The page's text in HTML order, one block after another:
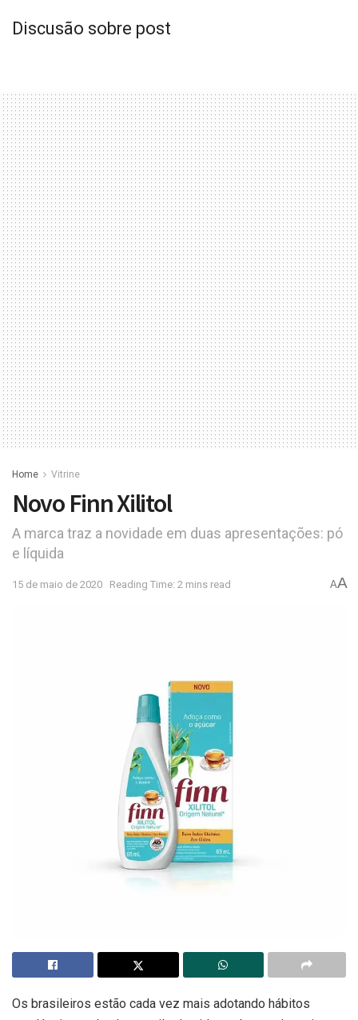
Discusão sobre post
Home Vitrine
Novo Finn Xilitol
A marca traz a novidade em duas apresentações: pó
e líquida
15 de maio de 2020 Reading Time: 2 mins read AA
Os brasileiros estão cada vez mais adotando hábitos